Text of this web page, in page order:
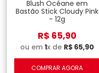
Blush Océane em
Bastão Stick Cloudy Pink
- 12g
R$ 65,90
ou em 1x de R$ 65,90
COMPRAR AGORA